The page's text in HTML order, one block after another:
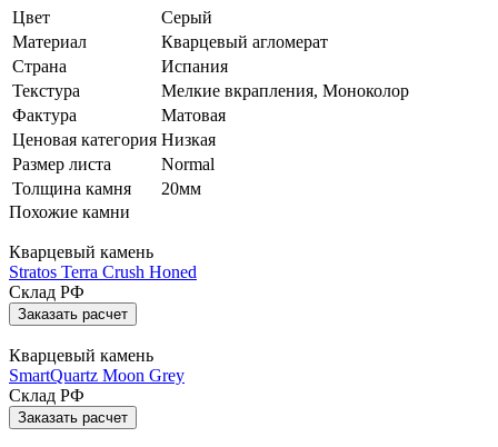
Цвет
Серый
Материал
Кварцевый агломерат
Страна
Испания
Текстура
Мелкие вкрапления, Моноколор
Фактура
Матовая
Ценовая категория Низкая
Размер листа
Normal
Толщина камня
20мм
Похожие камни
Кварцевый камень
Stratos Terra Crush Honed
Склад РФ
Заказать расчет
Кварцевый камень
SmartQuartz Moon Grey
Склад РФ
Заказать расчет